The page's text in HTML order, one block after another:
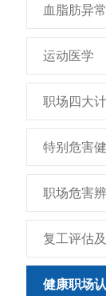
血脂肪异常
运动医学
职场四大
特别危害
职场危害
复工评估
健康职场